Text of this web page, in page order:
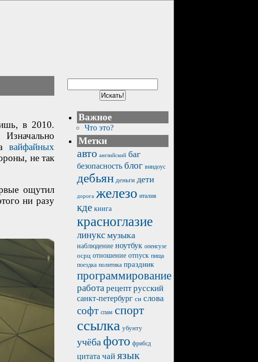
в 2010.
вайфайных
не так
ощутил
ни разу
Важное
Что это?
Метки
авто английский баг
безопасность блог виндоус
дебьян деньги дети
дорога железо италия
кде книга
красноглазие
линукс музыка
наблюдение ноутбук опенсузе
осрц отношение отпуск пища
поездка политика праздник
программирование
работа рецепт русский
санкт-петербург си слова
софт спам спорт
ссылка убунту
учёба фото фрибсд
цитата чай язык